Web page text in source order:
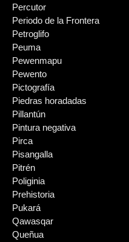
Percutor
Periodo de la Frontera
Petroglifo
Peuma
Pewenmapu
Pewento
Pictografía
Piedras horadadas
Pillantún
Pintura negativa
Pirca
Pisangalla
Pitrén
Poliginia
Prehistoria
Pukará
Qawasqar
Queñua